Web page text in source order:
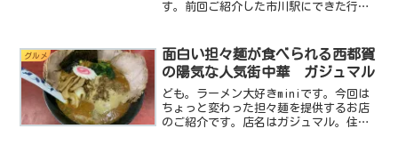
す。前回ご紹介した市川駅にできた行列
に行列のできるお店ができたんです。出
来たって言っても結...
グルメ
面白い担々麺が食べられる西都賀
の陽気な人気街中華 ガジュマル
ども。ラーメン大好きminiです。今回は
ちょっと変わった担々麺を提供するお店
のご紹介です。店名はガジュマル。住宅